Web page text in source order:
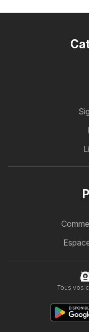
Tous vos